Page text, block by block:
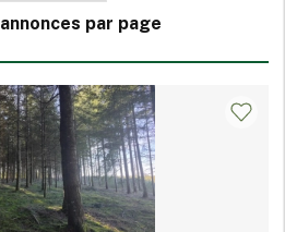
annonces par page